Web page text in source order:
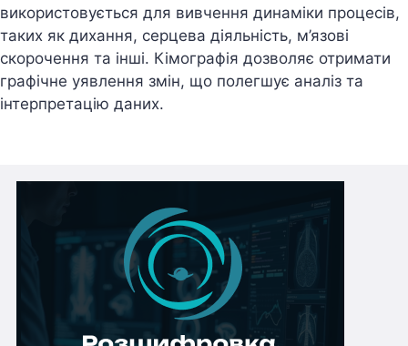
використовується для вивчення динаміки процесів,
таких як дихання, серцева діяльність, м’язові
скорочення та інші. Кімографія дозволяє отримати
графічне уявлення змін, що полегшує аналіз та
інтерпретацію даних.